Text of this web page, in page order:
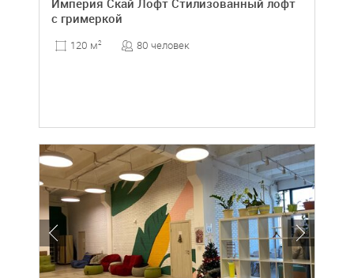
Империя Скай Лофт Стилизованный лофт
с гримеркой
120 м2 80 человек